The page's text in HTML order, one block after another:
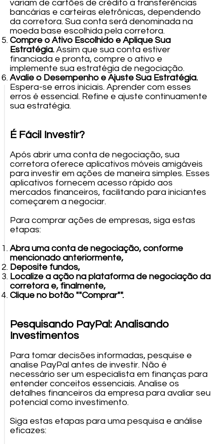
variam de cartões de crédito a transferências
bancárias e carteiras eletrônicas, dependendo
da corretora. Sua conta será denominada na
moeda base escolhida pela corretora.
Compre o Ativo Escolhido e Aplique Sua
Estratégia.Assim que sua conta estiver
financiada e pronta, compre o ativo e
implemente sua estratégia de negociação.
Avalie o Desempenho e Ajuste Sua Estratégia.
Espera-se erros iniciais. Aprender com esses
erros é essencial. Refine e ajuste continuamente
sua estratégia.
É Fácil Investir?
Após abrir uma conta de negociação, sua
corretora oferece aplicativos móveis amigáveis
para investir em ações de maneira simples. Esses
aplicativos fornecem acesso rápido aos
mercados financeiros, facilitando para iniciantes
começarem a negociar.
Para comprar ações de empresas, siga estas
etapas:
Abra uma conta de negociação, conforme
mencionado anteriormente,
Deposite fundos,
Localize a ação na plataforma de negociação da
corretora e, finalmente,
Clique no botão ""Comprar"".
Pesquisando PayPal: Analisando
Investimentos
Para tomar decisões informadas, pesquise e
analise PayPal antes de investir. Não é
necessário ser um especialista em finanças para
entender conceitos essenciais. Analise os
detalhes financeiros da empresa para avaliar seu
potencial como investimento.
Siga estas etapas para uma pesquisa e análise
eficazes: